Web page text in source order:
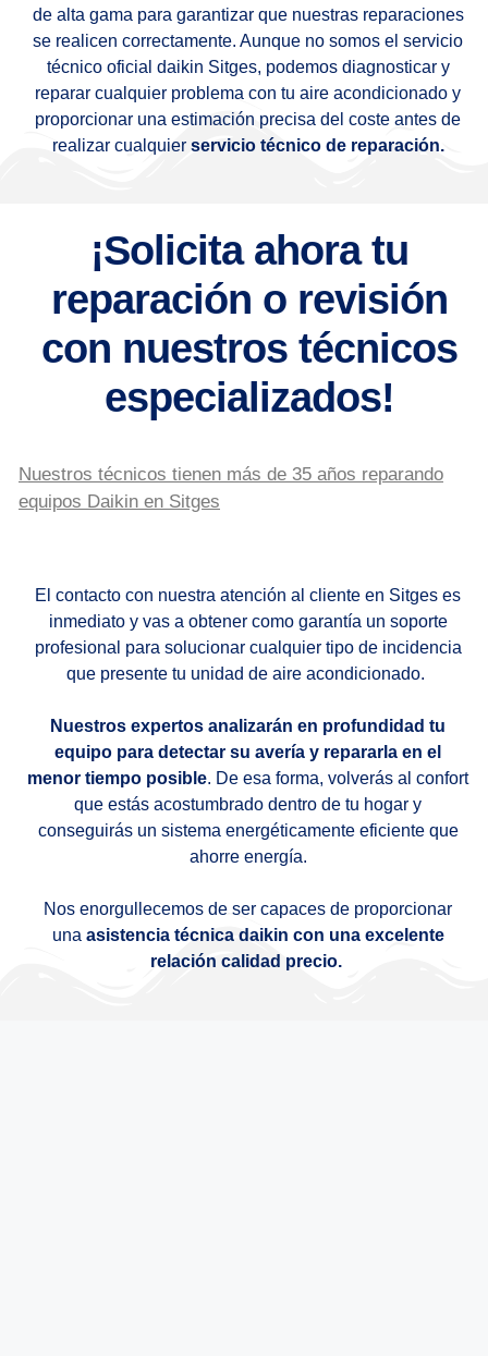
de alta gama para garantizar que nuestras reparaciones
se realicen correctamente. Aunque no somos el servicio
técnico oficial daikin Sitges, podemos diagnosticar y
reparar cualquier problema con tu aire acondicionado y
proporcionar una estimación precisa del coste antes de
realizar cualquierservicio técnico de reparación.
¡Solicita ahora tu
reparación o revisión
con nuestros técnicos
especializados!
Nuestros técnicos tienen más de 35 años reparando
equipos Daikin en Sitges
El contacto con nuestra atención al cliente en Sitges es
inmediato y vas a obtener como garantía un soporte
profesional para solucionar cualquier tipo de incidencia
que presente tu unidad de aire acondicionado.
Nuestros expertos analizarán en profundidad tu
equipo para detectar su avería y repararla en el
menor tiempo posible. De esa forma, volverás al confort
que estás acostumbrado dentro de tu hogar y
conseguirás un sistema energéticamente eficiente que
ahorre energía.
Nos enorgullecemos de ser capaces de proporcionar
una asistencia técnica daikin con una excelente
relación calidad precio.